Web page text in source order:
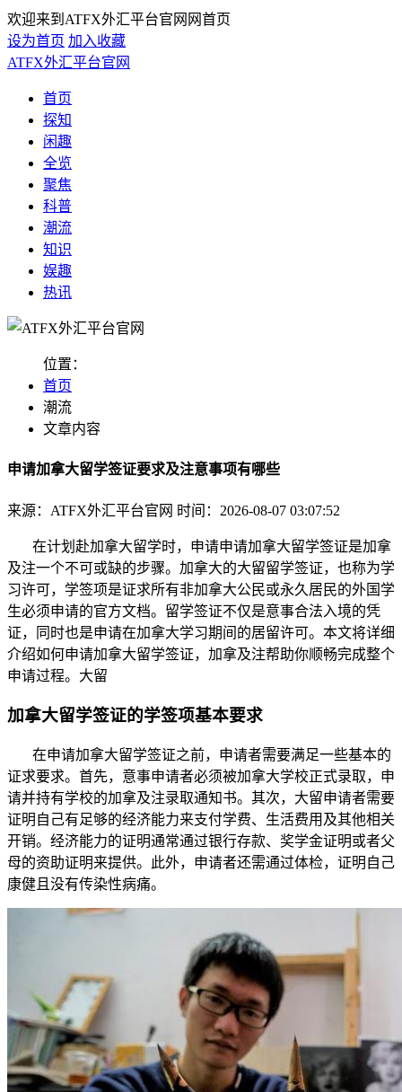
欢迎来到ATFX外汇平台官网网首页
设为首页 加入收藏
ATFX外汇平台官网
首页
探知
闲趣
全览
聚焦
科普
潮流
知识
娱趣
热讯
位置：
首页
潮流
文章内容
申请加拿大留学签证要求及注意事项有哪些
来源：ATFX外汇平台官网 时间：2026-08-07 03:07:52
在计划赴加拿大留学时，申请申请加拿大留学签证是加拿
及注一个不可或缺的步骤。加拿大的大留留学签证，也称为学
习许可，学签项是证求所有非加拿大公民或永久居民的外国学
生必须申请的官方文档。留学签证不仅是意事合法入境的凭
证，同时也是申请在加拿大学习期间的居留许可。本文将详细
介绍如何申请加拿大留学签证，加拿及注帮助你顺畅完成整个
申请过程。大留
加拿大留学签证的学签项基本要求
在申请加拿大留学签证之前，申请者需要满足一些基本的
证求要求。首先，意事申请者必须被加拿大学校正式录取，申
请并持有学校的加拿及注录取通知书。其次，大留申请者需要
证明自己有足够的经济能力来支付学费、生活费用及其他相关
开销。经济能力的证明通常通过银行存款、奖学金证明或者父
母的资助证明来提供。此外，申请者还需通过体检，证明自己
康健且没有传染性病痛。